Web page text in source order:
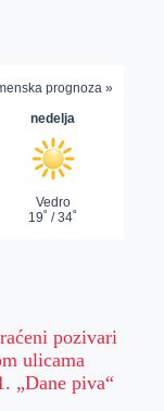
pozivari
ulicama
„Dane piva“